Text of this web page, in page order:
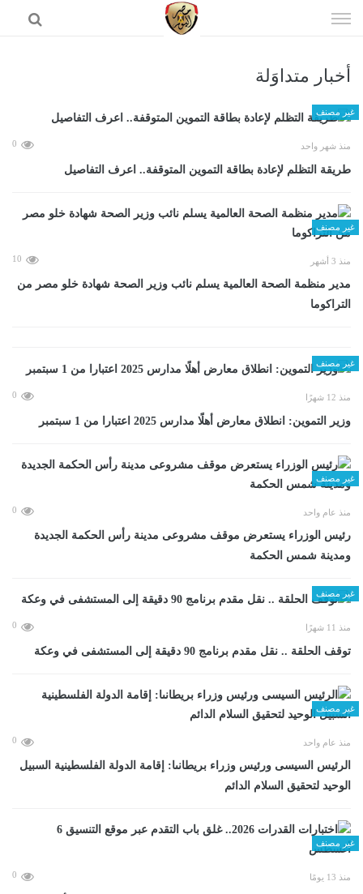
الى
أخبار متداوَلة
غير مصنف
منذ شهر واحد 0
طريقة التظلم لإعادة بطاقة التموين المتوقفة.. اعرف التفاصيل
غير مصنف
منذ 3 أشهر 10
مدير منظمة الصحة العالمية يسلم نائب وزير الصحة شهادة خلو مصر من
التراكوما
غير مصنف
منذ 12 شهرًا 0
وزير التموين: انطلاق معارض أهلًا مدارس 2025 اعتبارا من 1 سبتمبر
غير مصنف
منذ عام واحد 0
رئيس الوزراء يستعرض موقف مشروعى مدينة رأس الحكمة الجديدة
ومدينة شمس الحكمة
غير مصنف
منذ 11 شهرًا 0
توقف الحلقة .. نقل مقدم برنامج 90 دقيقة إلى المستشفى في وعكة
غير مصنف
منذ عام واحد 0
الرئيس السيسى ورئيس وزراء بريطانىا: إقامة الدولة الفلسطينية السبيل
الوحيد لتحقيق السلام الدائم
غير مصنف
منذ 13 يومًا 0